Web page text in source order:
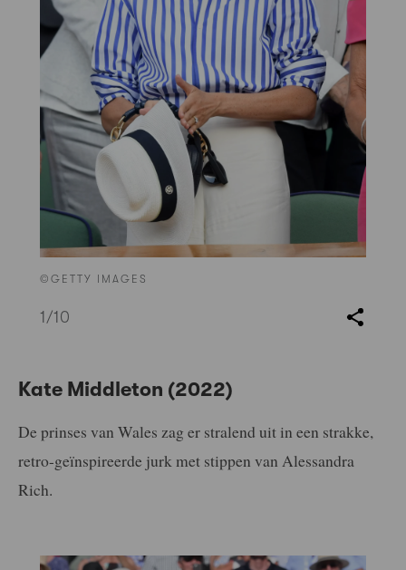
©GETTY IMAGES
1 /10
Kate Middleton (2022)
De prinses van Wales zag er stralend uit in een strakke,
retro-geïnspireerde jurk met stippen van Alessandra
Rich.